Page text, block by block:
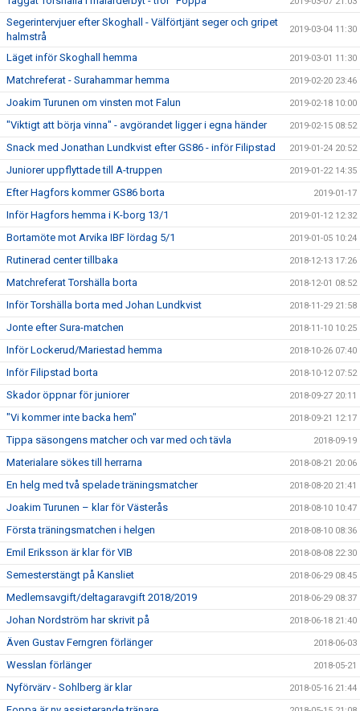
Segerintervjuer efter Skoghall - Välförtjänt seger och gripet
halmstrå
2019-03-04 11:30
Läget inför Skoghall hemma 2019-03-01 11:30
Matchreferat - Surahammar hemma 2019-02-20 23:46
Joakim Turunen om vinsten mot Falun 2019-02-18 10:00
"Viktigt att börja vinna" - avgörandet ligger i egna händer 2019-02-15 08:52
Snack med Jonathan Lundkvist efter GS86 - inför Filipstad 2019-01-24 20:52
Juniorer uppflyttade till A-truppen 2019-01-22 14:35
Efter Hagfors kommer GS86 borta 2019-01-17
Inför Hagfors hemma i K-borg 13/1 2019-01-12 12:32
Bortamöte mot Arvika IBF lördag 5/1 2019-01-05 10:24
Rutinerad center tillbaka 2018-12-13 17:26
Matchreferat Torshälla borta 2018-12-01 08:52
Inför Torshälla borta med Johan Lundkvist 2018-11-29 21:58
Jonte efter Sura-matchen 2018-11-10 10:25
Inför Lockerud/Mariestad hemma 2018-10-26 07:40
Inför Filipstad borta 2018-10-12 07:52
Skador öppnar för juniorer 2018-09-27 20:11
"Vi kommer inte backa hem" 2018-09-21 12:17
Tippa säsongens matcher och var med och tävla 2018-09-19
Materialare sökes till herrarna 2018-08-21 20:06
En helg med två spelade träningsmatcher 2018-08-20 21:41
Joakim Turunen – klar för Västerås 2018-08-10 10:47
Första träningsmatchen i helgen 2018-08-10 08:36
Emil Eriksson är klar för VIB 2018-08-08 22:30
Semesterstängt på Kansliet 2018-06-29 08:45
Medlemsavgift/deltagaravgift 2018/2019 2018-06-29 08:37
Johan Nordström har skrivit på 2018-06-18 21:40
Även Gustav Ferngren förlänger 2018-06-03
Wesslan förlänger 2018-05-21
Nyförvärv - Sohlberg är klar 2018-05-16 21:44